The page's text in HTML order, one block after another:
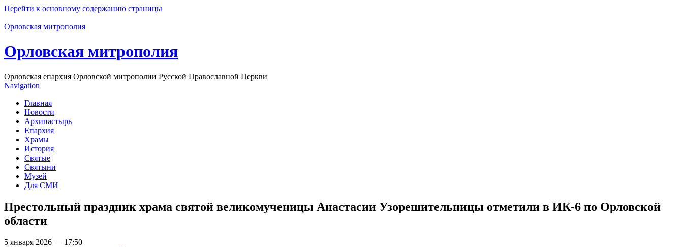
Перейти к основному содержанию страницы
Орловская митрополия
Орловская митрополия
Орловская епархия Орловской митрополии Русской Православной Церкви
Navigation
Главная
Новости
Архипастырь
Епархия
Храмы
История
Святые
Святыни
Музей
Для СМИ
Престольный праздник храма святой великомученицы Анастасии Узорешительницы отметили в ИК-6 по Орловской
области
5 января 2026 — 17:50